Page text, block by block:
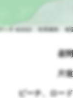
昼間
片道
ビーチ、ロード